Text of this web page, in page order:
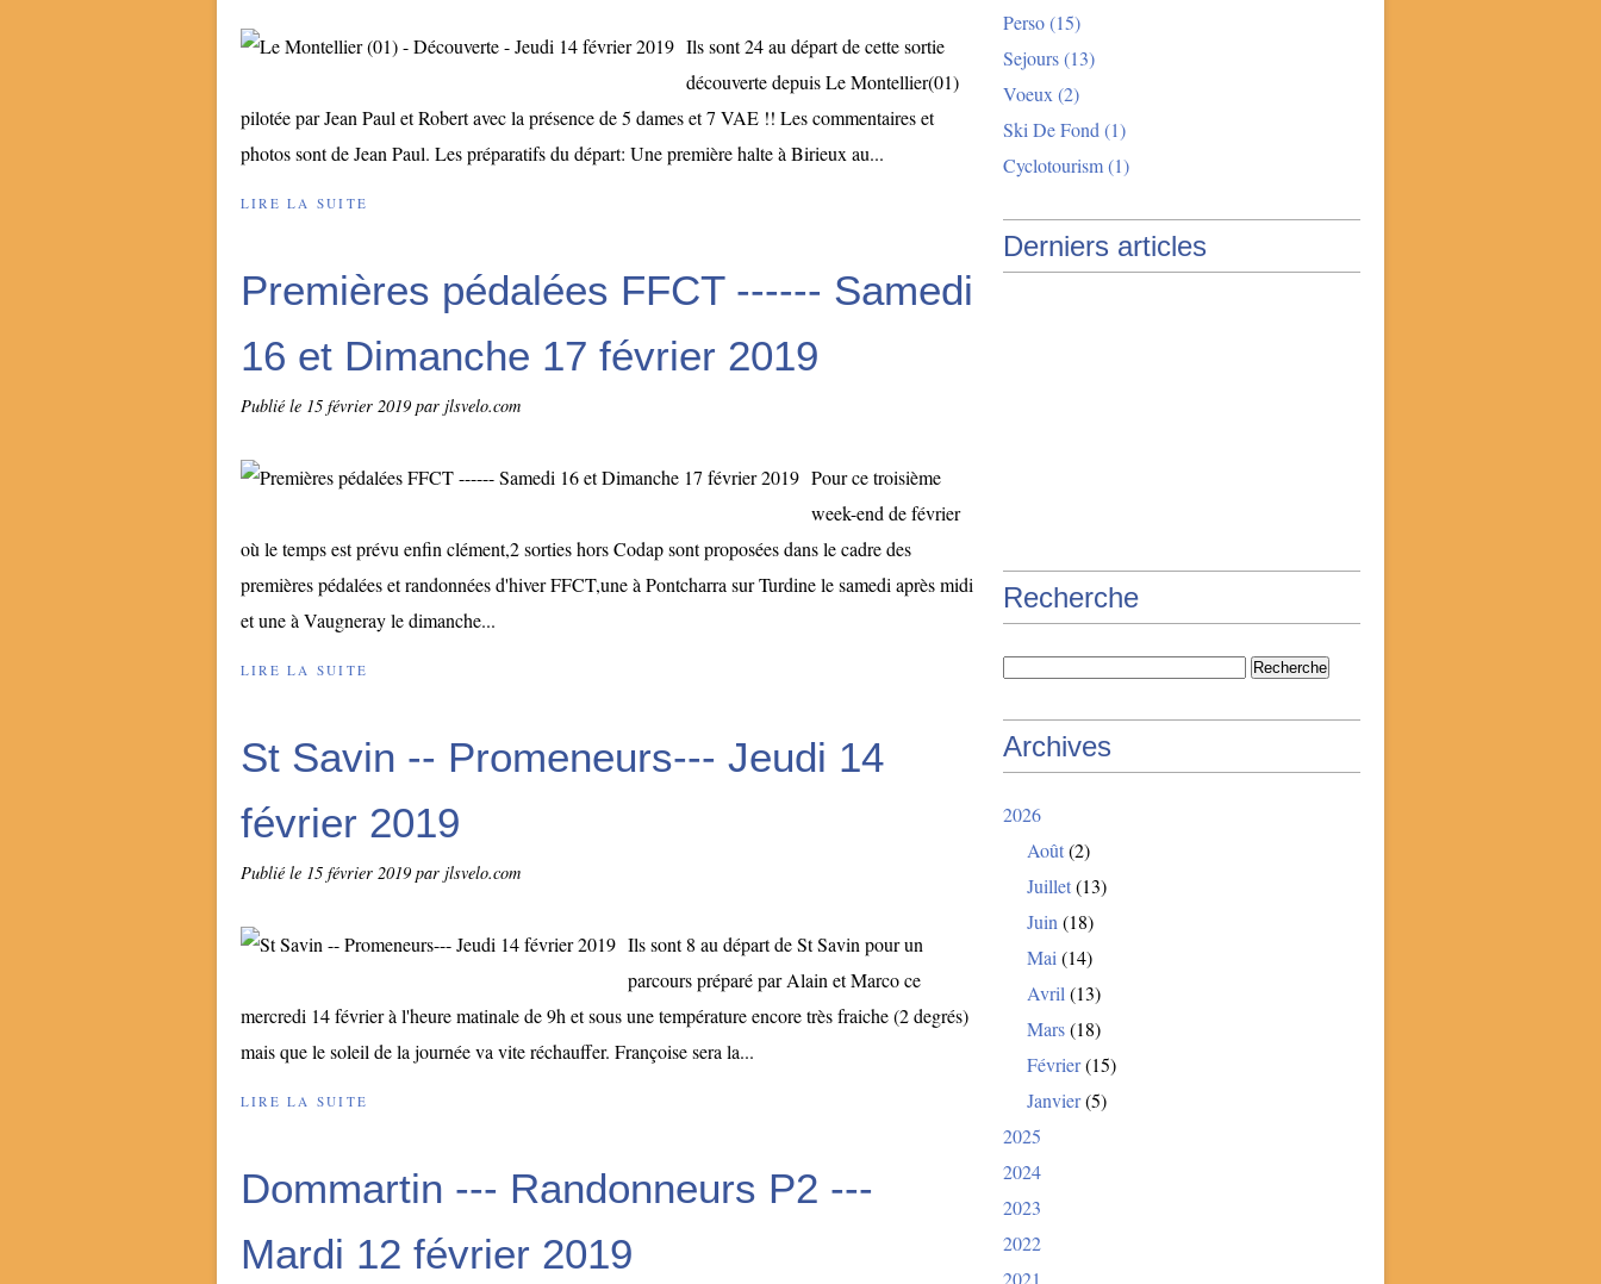
Ils sont 24 au départ de cette sortie
découverte depuis Le Montellier(01)
pilotée par Jean Paul et Robert avec la présence de 5 dames et 7 VAE !! Les commentaires et
photos sont de Jean Paul. Les préparatifs du départ: Une première halte à Birieux au...
LIRE LA SUITE
Premières pédalées FFCT ------ Samedi
16 et Dimanche 17 février 2019
Publié le 15 février 2019 par jlsvelo.com
Pour ce troisième
week-end de février
où le temps est prévu enfin clément,2 sorties hors Codap sont proposées dans le cadre des
premières pédalées et randonnées d'hiver FFCT,une à Pontcharra sur Turdine le samedi après midi
et une à Vaugneray le dimanche...
LIRE LA SUITE
St Savin -- Promeneurs--- Jeudi 14
février 2019
Publié le 15 février 2019 par jlsvelo.com
Ils sont 8 au départ de St Savin pour un
parcours préparé par Alain et Marco ce
mercredi 14 février à l'heure matinale de 9h et sous une température encore très fraiche (2 degrés)
mais que le soleil de la journée va vite réchauffer. Françoise sera la...
LIRE LA SUITE
Dommartin --- Randonneurs P2 ---
Mardi 12 février 2019
Perso(15)
Sejours(13)
Voeux (2)
Ski De Fond (1)
Cyclotourism(1)
Derniers articles
Recherche
Archives
2026
Août(2)
Juillet(13)
Juin (18)
Mai (14)
Avril (13)
Mars(18)
Février(15)
Janvier(5)
2025
2024
2023
2022
2021